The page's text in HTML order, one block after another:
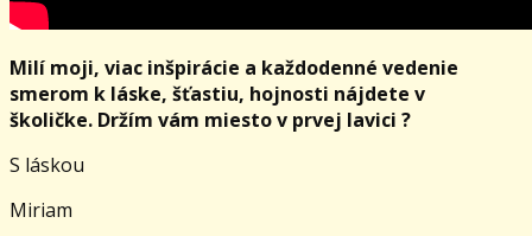
Milí moji, viac inšpirácie a každodenné vedenie
smerom k láske, šťastiu, hojnosti nájdete v
školičke. Držím vám miesto v prvej lavici ?
S láskou
Miriam